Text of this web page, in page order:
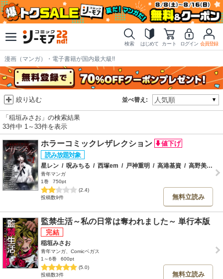
検索 はじめて カート ログイン 会員登録
漫画（マンガ）・電子書籍が国内最大級!!
並べ替え:
絞り込む
「稲垣みさお」の検索結果
33件中 1～33件を表示
ホラーコミックレザレクション
星レン / 呪みちる / 西塚em / 戸神重明 / 高港基資 / 高野美香
青年マンガ
1巻
750pt
(2.4)
投稿数9件
無料立読み
監禁生活～私の日常は奪われました～ 単行本版
稲垣みさお
青年マンガ、Comicベガス
1～6巻
600pt
(5.0)
投稿数3件
無料立読み